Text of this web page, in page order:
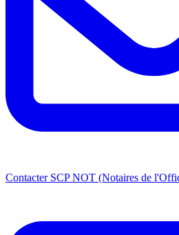
Contacter SCP NOT (Notaires de